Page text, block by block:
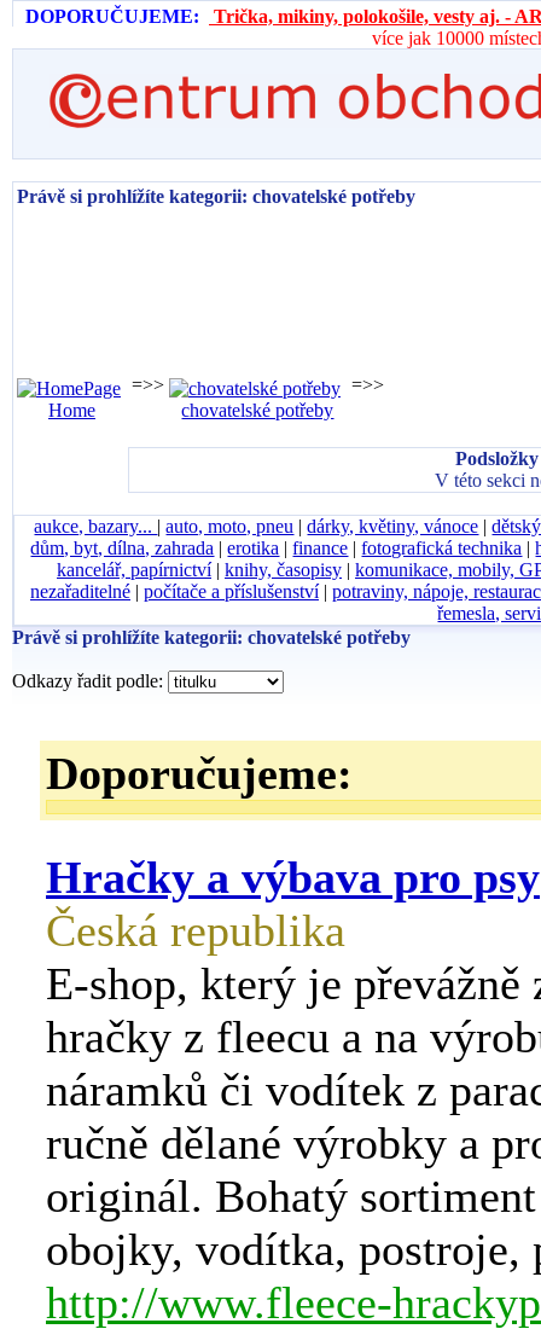
DOPORUČUJEME:
Trička, mikiny, polokošile, vesty aj. -
více jak 10000
Právě si prohlížíte kategorii: chovatelské potřeby
Home
=>>
chovatelské potřeby
=>>
V této sekci
aukce, bazary... |auto, moto, pneu |dárky, květiny, vánoce |
dům, byt, dílna, zahrada |erotika |finance |fotografická technika |
kancelář, papírnictví| knihy, časopisy | komunikace, mobily,
nezařaditelné | počítače a příslušenství| potraviny, nápoje,
řemesla,
Právě si prohlížíte kategorii: chovatelské potřeby
Odkazy řadit podle:
Doporučujeme:
Hračky a výbava pro psy
Česká republika
E-shop, který je převážně
hračky z fleecu a na
náramků či vodítek z
ručně dělané výrobky a
originál. Bohatý
obojky, vodítka, postroje,
http://www.fleece-